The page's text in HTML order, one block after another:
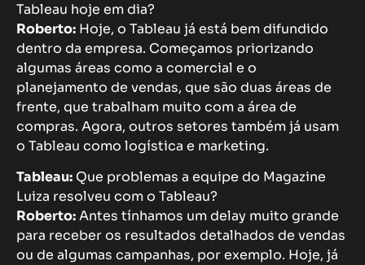
Tableau hoje em dia?
Roberto: Hoje, o Tableau já está bem difundido
dentro da empresa. Começamos priorizando
algumas áreas como a comercial e o
planejamento de vendas, que são duas áreas de
frente, que trabalham muito com a área de
compras. Agora, outros setores também já usam
o Tableau como logística e marketing.
Tableau: Que problemas a equipe do Magazine
Luiza resolveu com o Tableau?
Roberto:Antes tínhamos um delay muito grande
para receber os resultados detalhados de vendas
ou de algumas campanhas, por exemplo. Hoje, já